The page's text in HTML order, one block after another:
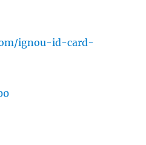
ignou-id-card-